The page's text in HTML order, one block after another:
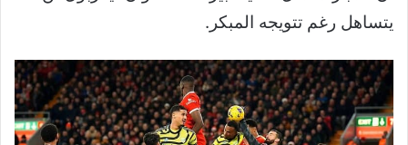
يتساهل رغم تتويجه المبكر.